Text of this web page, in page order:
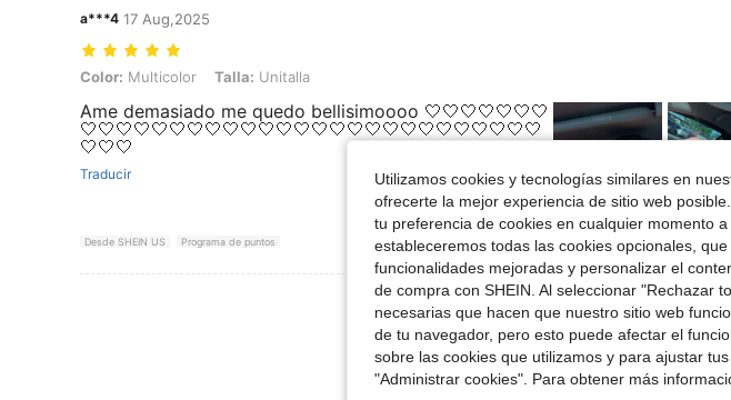
a***4 17 Aug,2025
Color: Multicolor, Talla: Unitalla
Color: Multicolor Talla: Unitalla
Ame demasiado me quedo bellisimoooo 🤍🤍🤍🤍🤍🤍🤍
🤍🤍🤍🤍🤍🤍🤍🤍🤍🤍🤍🤍🤍🤍🤍🤍🤍🤍🤍🤍🤍🤍🤍🤍🤍🤍
🤍🤍🤍
Traducir
Desde SHEIN US Programa de puntos
Ver Más Reseñas
Utilizamos cookies y tecnologías similares en
ofrecerte la mejor experiencia de sitio web
tu preferencia de cookies en cualquier momento
estableceremos todas las cookies opcionales,
funcionalidades mejoradas y personalizar el
de compra con SHEIN. Al seleccionar "Rechazar
necesarias que hacen que nuestro sitio web
de tu navegador, pero esto puede afectar el
sobre las cookies que utilizamos y para ajustar
"Administrar cookies". Para obtener más